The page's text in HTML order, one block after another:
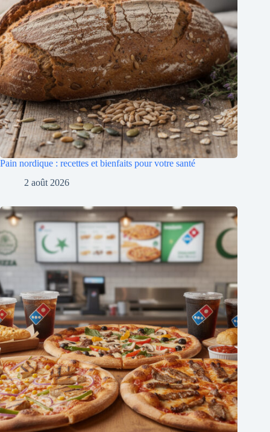
Pain nordique : recettes et bienfaits pour votre santé
2 août 2026